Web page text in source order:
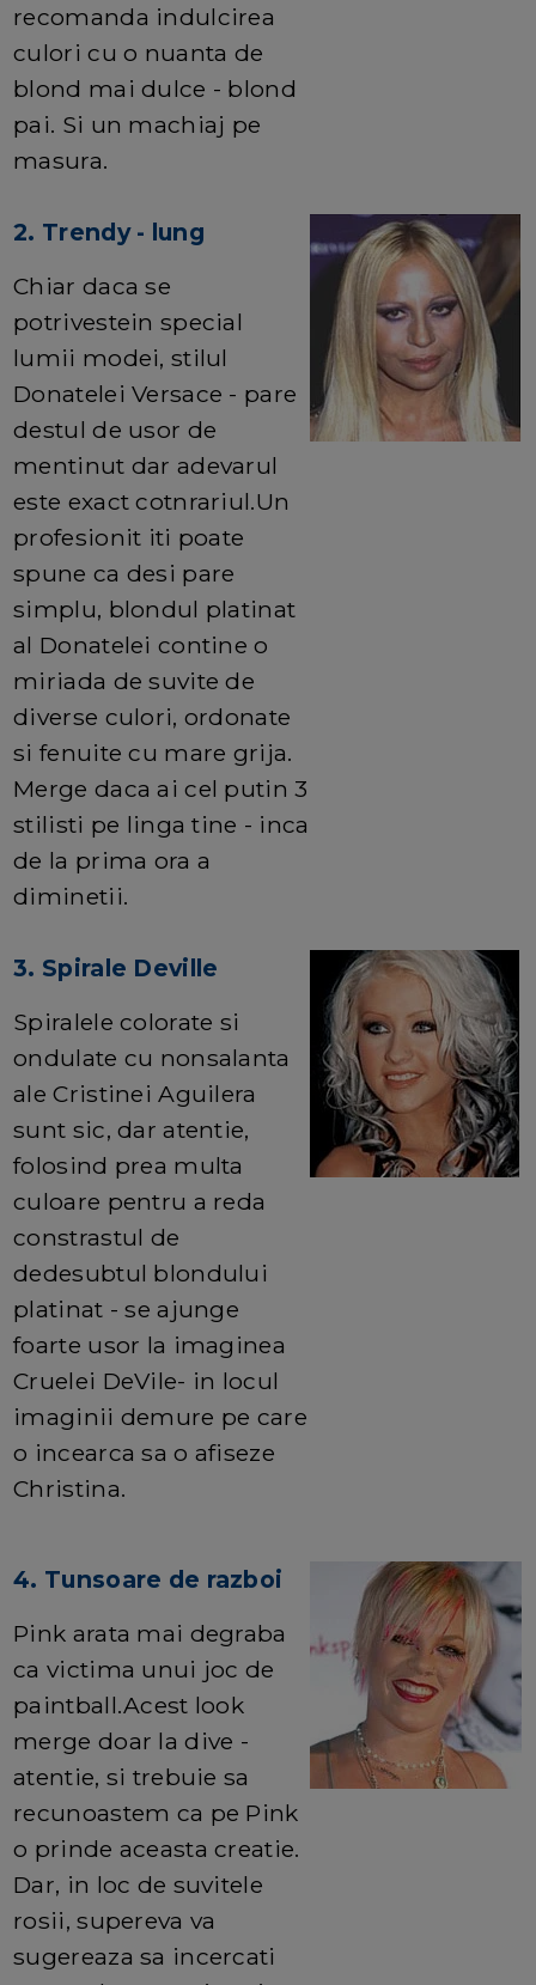
recomanda indulcirea
culori cu o nuanta de
blond mai dulce - blond
pai. Si un machiaj pe
masura.
2. Trendy - lung
Chiar daca se
potrivestein special
lumii modei, stilul
Donatelei Versace - pare
destul de usor de
mentinut dar adevarul
este exact cotnrariul.Un
profesionit iti poate
spune ca desi pare
simplu, blondul platinat
al Donatelei contine o
miriada de suvite de
diverse culori, ordonate
si fenuite cu mare grija.
Merge daca ai cel putin 3
stilisti pe linga tine - inca
de la prima ora a
diminetii.
3. Spirale Deville
Spiralele colorate si
ondulate cu nonsalanta
ale Cristinei Aguilera
sunt sic, dar atentie,
folosind prea multa
culoare pentru a reda
constrastul de
dedesubtul blondului
platinat - se ajunge
foarte usor la imaginea
Cruelei DeVile- in locul
imaginii demure pe care
o incearca sa o afiseze
Christina.
4. Tunsoare de razboi
Pink arata mai degraba
ca victima unui joc de
paintball.Acest look
merge doar la dive -
atentie, si trebuie sa
recunoastem ca pe Pink
o prinde aceasta creatie.
Dar, in loc de suvitele
rosii, supereva va
sugereaza sa incercati